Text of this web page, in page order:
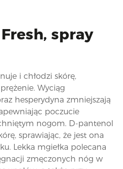
spray
i chłodzi skórę,
Wyciąg
hesperydyna zmniejszają
poczucie
nogom. D-pantenol
sprawiając, że jest ona
Lekka mgiełka polecana
zmęczonych nóg w